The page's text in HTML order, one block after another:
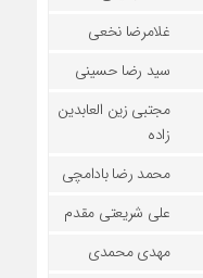
غلامرضا نخعی
سید رضا حسینی
مجتبی زین العابدین
زاده
محمد رضا بادامچی
علی شریعتی مقدم
مهدی محمدی